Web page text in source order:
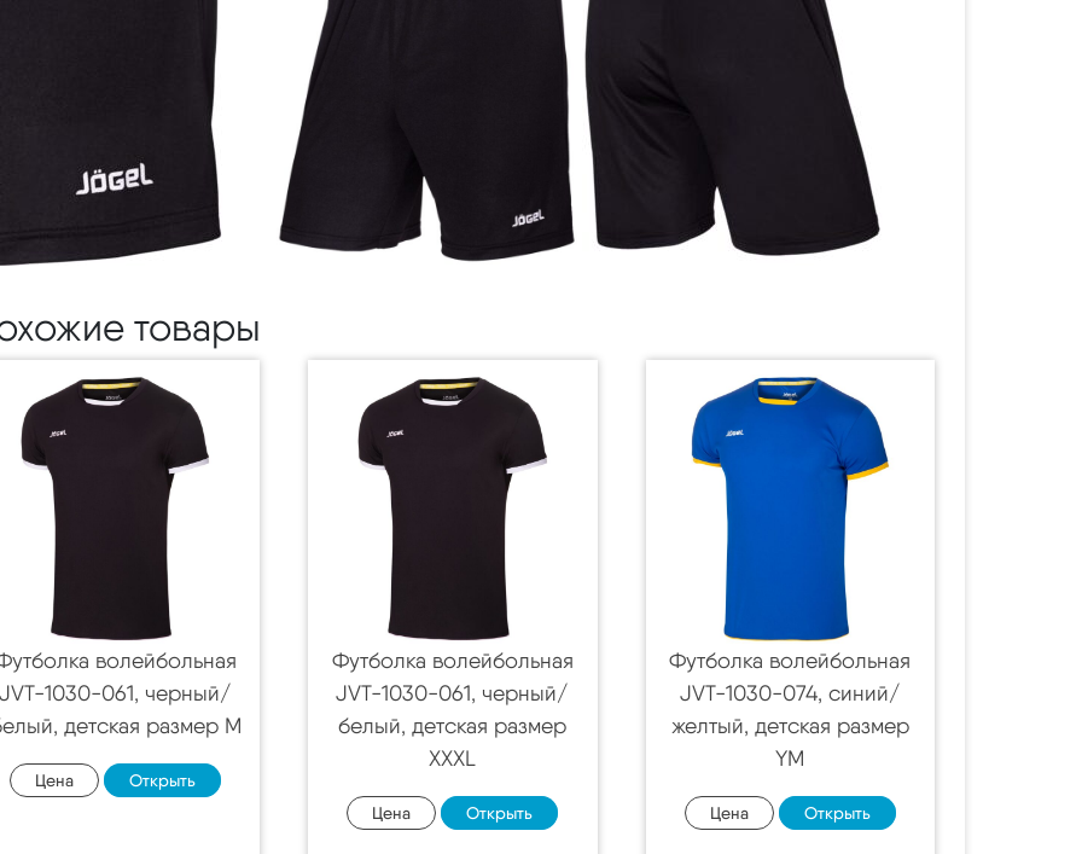
товары
волейбольная
JVT-1030-061, черный/
детская размер M
Цена Открыть
Футболка волейбольная
JVT-1030-061, черный/
белый, детская размер
XXXL
Цена Открыть
Футболка волейбольная
JVT-1030-074, синий/
желтый, детская размер
YM
Цена Открыть